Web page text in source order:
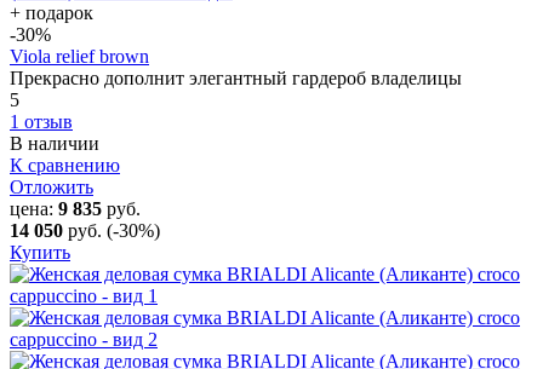
+ подарок
-30%
Viola relief brown
Прекрасно дополнит элегантный гардероб владелицы
5
1 отзыв
В наличии
К сравнению
Отложить
цена: 9 835 руб.
14 050 руб. (-30%)
Купить